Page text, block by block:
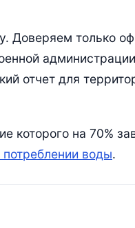
Доверяем только
отчет для
на 70%
воды.